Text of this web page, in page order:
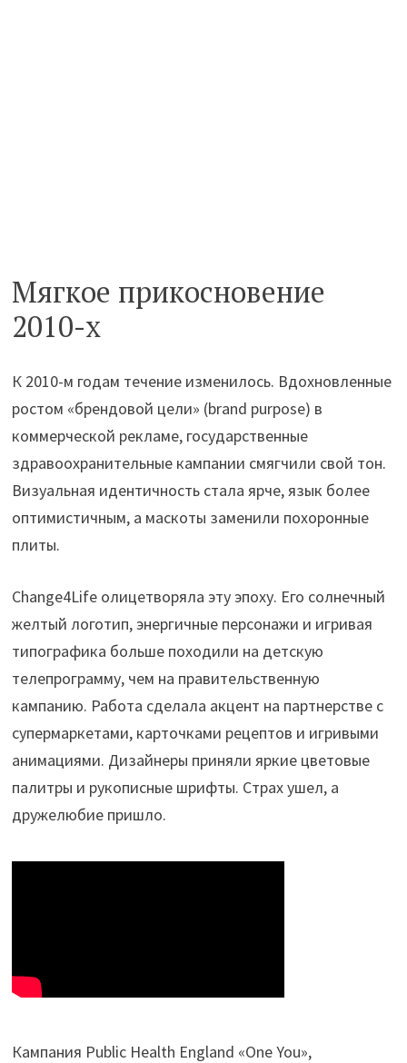
Мягкое прикосновение
2010-х
К 2010-м годам течение изменилось. Вдохновленные
ростом «брендовой цели» (brand purpose) в
коммерческой рекламе, государственные
здравоохранительные кампании смягчили свой тон.
Визуальная идентичность стала ярче, язык более
оптимистичным, а маскоты заменили похоронные
плиты.
Change4Life олицетворяла эту эпоху. Его солнечный
желтый логотип, энергичные персонажи и игривая
типографика больше походили на детскую
телепрограмму, чем на правительственную
кампанию. Работа сделала акцент на партнерстве с
супермаркетами, карточками рецептов и игривыми
анимациями. Дизайнеры приняли яркие цветовые
палитры и рукописные шрифты. Страх ушел, а
дружелюбие пришло.
Кампания Public Health England «One You»,